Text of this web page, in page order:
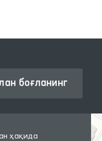
боғланинг
ҳақида